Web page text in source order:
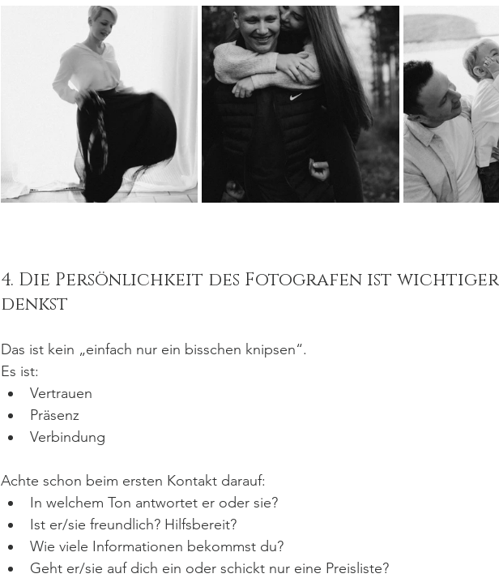
4. Die Persönlichkeit des Fotografen ist
denkst
Das ist kein „einfach nur ein bisschen knipsen“.
Es ist:
Vertrauen
Präsenz
Verbindung
Achte schon beim ersten Kontakt darauf:
In welchem Ton antwortet er oder sie?
Ist er/sie freundlich? Hilfsbereit?
Wie viele Informationen bekommst du?
Geht er/sie auf dich ein oder schickt nur eine Preisliste?